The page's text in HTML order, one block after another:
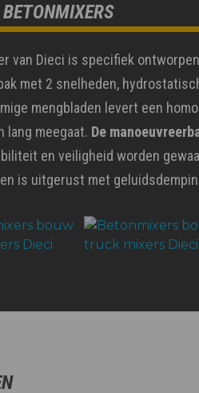
van Dieci is specifiek
met 2 snelheden,
mengbladen levert een
lang meegaat. De
en veiligheid worden
is uitgerust met